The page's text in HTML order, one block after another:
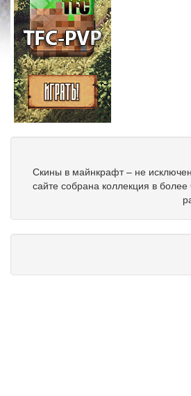
Скины в майнкрафт – не
сайте собрана коллекция в